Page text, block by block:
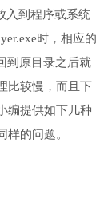
入到程序或系统
时，相应的
到原目录之后就
比较慢，而且下
编提供如下几种
的问题。